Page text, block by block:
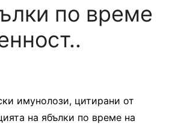
по време
имунолози, цитирани от
на ябълки по време на